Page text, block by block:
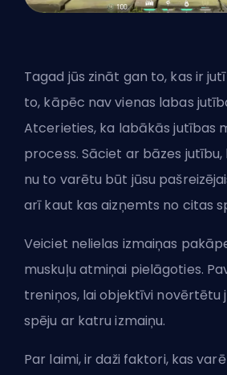
Tagad jūs zināt gan to, kas ir
to, kāpēc nav vienas labas
Atcerieties, ka labākās jutības
process. Sāciet ar bāzes jutību,
nu to varētu būt jūsu
arī kaut kas aizņemts no citas
Veiciet nelielas izmaiņas
muskuļu atmiņai pielāgoties.
treniņos, lai objektīvi novērtētu
spēju ar katru izmaiņu.
Par laimi, ir daži faktori, kas